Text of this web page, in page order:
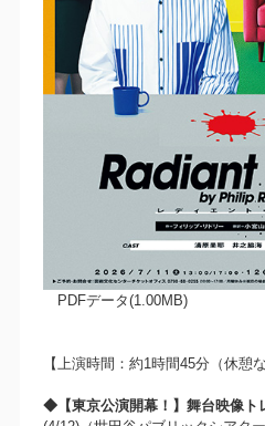
PDFデータ(1.00MB)
【上演時間：約1時間45分（休憩な
◆【東京公演開幕！】舞台映像ト